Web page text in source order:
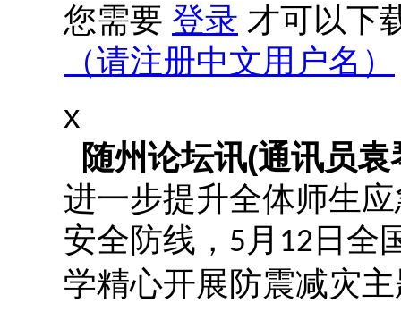
您需要 登录 才可以下
（请注册中文用户名）
x
随州论坛讯(通讯员袁
进一步提升全体师生
安全防线， 5 月 12 日全
学精心开展防震减灾